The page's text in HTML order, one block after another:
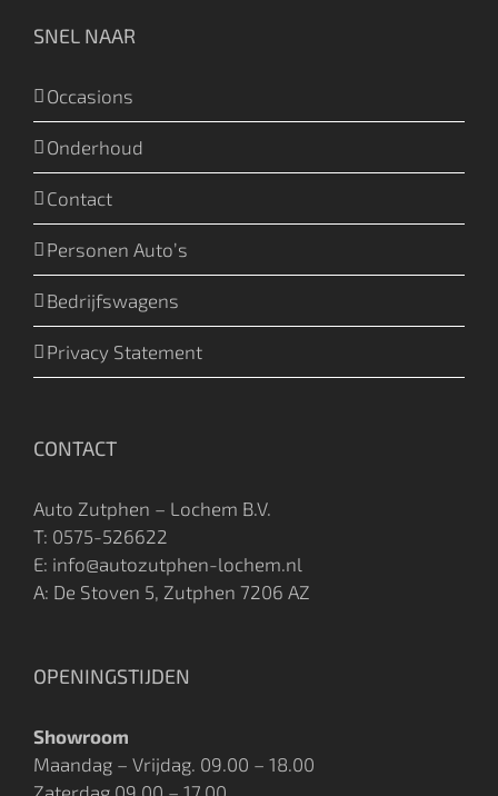
SNEL NAAR
Occasions
Onderhoud
Contact
Personen Auto’s
Bedrijfswagens
Privacy Statement
CONTACT
Auto Zutphen – Lochem B.V.
T: 0575-526622
E: info@autozutphen-lochem.nl
A: De Stoven 5, Zutphen 7206 AZ
OPENINGSTIJDEN
Showroom
Maandag – Vrijdag. 09.00 – 18.00